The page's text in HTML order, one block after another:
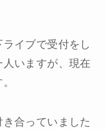
イブで受付をし
いますが、現在
合っていました